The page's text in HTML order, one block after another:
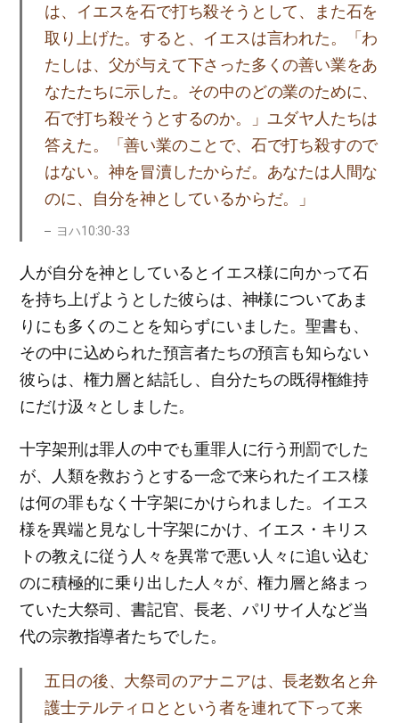
は、イエスを石で打ち殺そうとして、また石を
取り上げた。すると、イエスは言われた。「わ
たしは、父が与えて下さった多くの善い業をあ
なたたちに示した。その中のどの業のために、
石で打ち殺そうとするのか。」ユダヤ人たちは
答えた。「善い業のことで、石で打ち殺すので
はない。神を冒瀆したからだ。あなたは人間な
のに、自分を神としているからだ。」
ヨハ10:30-33
人が自分を神としているとイエス様に向かって石
を持ち上げようとした彼らは、神様についてあま
りにも多くのことを知らずにいました。聖書も、
その中に込められた預言者たちの預言も知らない
彼らは、権力層と結託し、自分たちの既得権維持
にだけ汲々としました。
十字架刑は罪人の中でも重罪人に行う刑罰でした
が、人類を救おうとする一念で来られたイエス様
は何の罪もなく十字架にかけられました。イエス
様を異端と見なし十字架にかけ、イエス・キリス
トの教えに従う人々を異常で悪い人々に追い込む
のに積極的に乗り出した人々が、権力層と絡まっ
ていた大祭司、書記官、長老、パリサイ人など当
代の宗教指導者たちでした。
五日の後、大祭司のアナニアは、長老数名と弁
護士テルティロとという者を連れて下って来